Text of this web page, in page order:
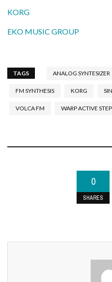
KORG
EKO MUSIC GROUP
TAGS ANALOG SYNTESIZER
FM SYNTHESIS KORG
VOLCA FM WARP ACTIVE STEP
0
SHARES